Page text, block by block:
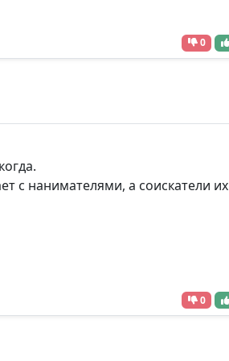
0
с нанимателями, а соискатели их
0